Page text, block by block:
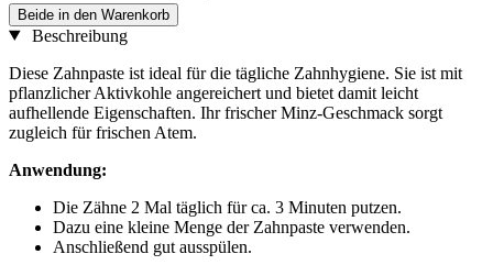
Beide in den Warenkorb
Beschreibung
Diese Zahnpaste ist ideal für die tägliche Zahnhygiene. Sie ist mit
pflanzlicher Aktivkohle angereichert und bietet damit leicht
aufhellende Eigenschaften. Ihr frischer Minz-Geschmack sorgt
zugleich für frischen Atem.
Anwendung:
Die Zähne 2 Mal täglich für ca. 3 Minuten putzen.
Dazu eine kleine Menge der Zahnpaste verwenden.
Anschließend gut ausspülen.